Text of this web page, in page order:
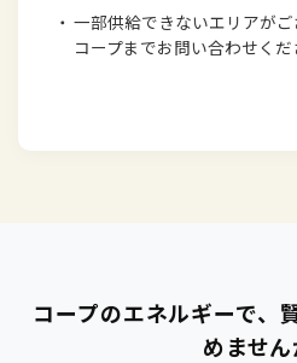
・ 一部供給できないエリアが
コープまでお問い合わせくだ
コープのエネルギーで、
めません